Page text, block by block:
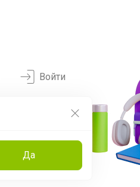
Да
Войти
Эксперты